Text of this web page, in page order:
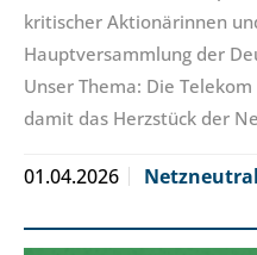
kritischer Aktionärinnen
Hauptversammlung der
Unser Thema: Die
damit das Herzstück der
01.04.2026